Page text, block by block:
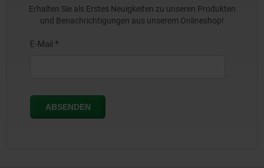
Erhalten Sie als Erstes Neuigkeiten zu unseren Produkten
und Benachrichtigungen aus unserem Onlineshop!